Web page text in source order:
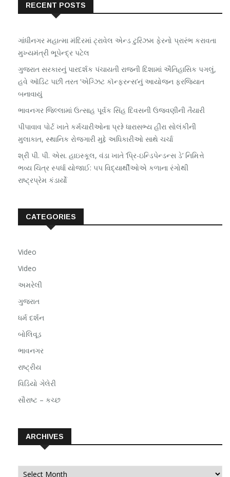
RECENT POSTS
ગાંધીનગર મહાત્મા મંદિરમાં ટ્રાવેલ એન્ડ ટુરિઝમ ફેરનો પ્રારંભ કરાવતા
મુખ્યમંત્રી ભૂપેન્દ્ર પટેલ
ગુજરાત સરકારનું પારદર્શક પંચાયતી રાજની દિશામાં ઐતિહાસિક પગલું,
હવે ઑડિટ પછી તરત ‘એગ્ઝિટ કૉન્ફરન્સ’નું આયોજન ફરજિયાત
બનાવાયું
ભાવનગર જિલ્લામાં ઉત્સાહ પૂર્વક સિંહ દિવસની ઉજવણીની તૈયારી
પીપાવાવ પોર્ટ ખાતે કર્મચારીઓના પ્રશ્ને ધારાસભ્ય હીરા સોલંકીની
મુલાકાત, સ્થાનિક રોજગારી મુદ્દે અધિકારીઓ સાથે ચર્ચા
શ્રી પી. પી. એસ. હાઇસ્કૂલ, વંડા ખાતે ‘પ્રિ-ઇન્ડિપેન્ડન્સ ડે’ નિમિત્તે
ભવ્ય ચિત્ર સ્પર્ધા યોજાઈ: ૫૫ વિદ્યાર્થીઓએ કળાના રંગોથી
રાષ્ટ્રપ્રેમ કંડાર્યો
CATEGORIES
Video
Video
અમરેલી
ગુજરાત
ધર્મ દર્શન
બોલિવૂડ
ભાવનગર
રાષ્ટ્રીય
વિડિયો ગેલેરી
સૌરાષ્ટ – કચ્છ
ARCHIVES
Archives